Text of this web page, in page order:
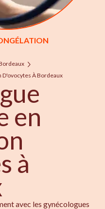
D'ovocytes À Bordeaux
en
à
avec les gynécologues